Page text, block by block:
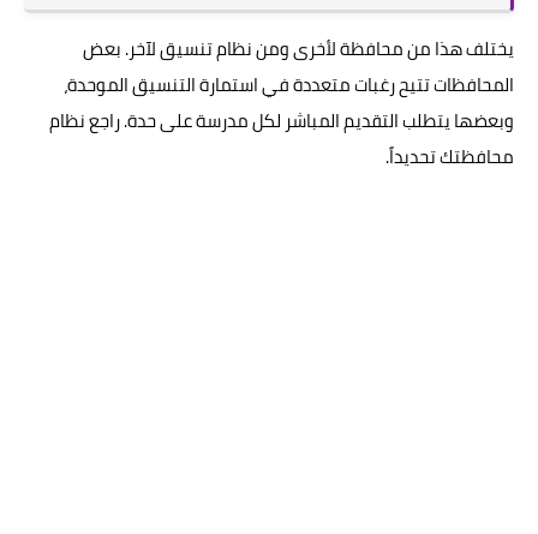
يختلف هذا من محافظة لأخرى ومن نظام تنسيق لآخر. بعض
المحافظات تتيح رغبات متعددة في استمارة التنسيق الموحدة،
وبعضها يتطلب التقديم المباشر لكل مدرسة على حدة. راجع نظام
محافظتك تحديداً.